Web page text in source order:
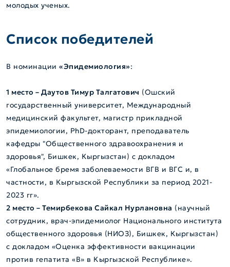
молодых ученых.
Список победителей
В номинации «Эпидемиология»:
1 место – Даутов Тимур Талгатович (Ошский
государственный университет, Международный
медицинский факультет, магистр прикладной
эпидемиологии, PhD-докторант, преподаватель
кафедры "Общественного здравоохранения и
здоровья", Бишкек, Кыргызстан) с докладом
«Глобальное бремя заболеваемости ВГВ и ВГС и, в
частности, в Кыргызской Республики за период 2021-
2023 гг».
2 место – Темирбекова Сайкал Нурлановна (научный
сотрудник, врач-эпидемиолог Национального института
общественного здоровья (НИОЗ), Бишкек, Кыргызстан)
с докладом «Оценка эффективности вакцинации
против гепатита «В» в Кыргызской Республике».